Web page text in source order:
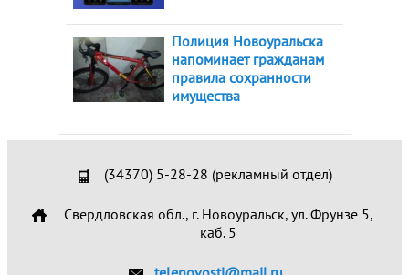
Полиция Новоуральска
напоминает гражданам
правила сохранности
имущества
(34370) 5-28-28 (рекламный отдел)
Свердловская обл., г. Новоуральск, ул. Фрунзе 5,
каб. 5